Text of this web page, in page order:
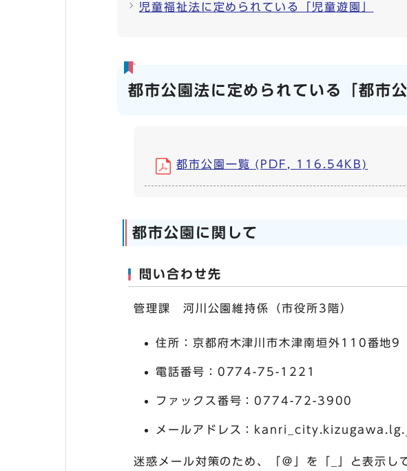
児童福祉法に定められている「児童遊園」
都市公園法に定められている「都市
都市公園一覧 (PDF, 116.54KB)
都市公園に関して
問い合わせ先
管理課 河川公園維持係（市役所3階）
住所：京都府木津川市木津南垣外110番地9
電話番号：0774-75-1221
ファックス番号：0774-72-3900
メールアドレス：
迷惑メール対策のため、「＠」を「_」と表示し